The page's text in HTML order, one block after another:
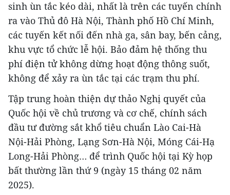
sinh ùn tắc kéo dài, nhất là trên các tuyến chính
ra vào Thủ đô Hà Nội, Thành phố Hồ Chí Minh,
các tuyến kết nối đến nhà ga, sân bay, bến cảng,
khu vực tổ chức lễ hội. Bảo đảm hệ thống thu
phí điện tử không dừng hoạt động thông suốt,
không để xảy ra ùn tắc tại các trạm thu phí.
Tập trung hoàn thiện dự thảo Nghị quyết của
Quốc hội về chủ trương và cơ chế, chính sách
đầu tư đường sắt khổ tiêu chuẩn Lào Cai-Hà
Nội-Hải Phòng, Lạng Sơn-Hà Nội, Móng Cái-Hạ
Long-Hải Phòng… để trình Quốc hội tại Kỳ họp
bất thường lần thứ 9 (ngày 15 tháng 02 năm
2025).